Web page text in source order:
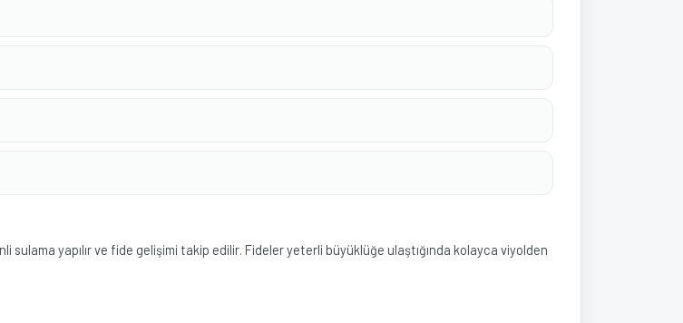
sulama yapılır ve fide gelişimi takip edilir. Fideler yeterli büyüklüğe ulaştığında kolayca viyolden